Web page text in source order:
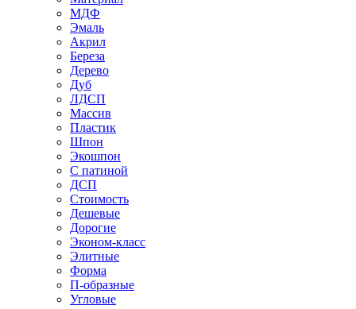
МДФ
Эмаль
Акрил
Береза
Дерево
Дуб
ЛДСП
Массив
Пластик
Шпон
Экошпон
С патиной
ДСП
Стоимость
Дешевые
Дорогие
Эконом-класс
Элитные
Форма
П-образные
Угловые